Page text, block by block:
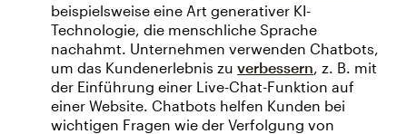
beispielsweise eine Art generativer KI-
Technologie, die menschliche Sprache
nachahmt. Unternehmen verwenden Chatbots,
um das Kundenerlebnis zu verbessern, z. B. mit
der Einführung einer Live-Chat-Funktion auf
einer Website. Chatbots helfen Kunden bei
wichtigen Fragen wie der Verfolgung von